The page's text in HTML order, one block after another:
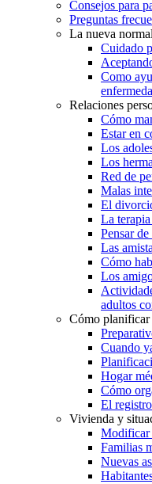
Consejos para
Preguntas
La nueva
Cuidado
Como
Relaciones
Cómo
Estar en
Los
Los
Red de
Malas
El
La
Pensar
Las
Cómo
Los
adultos
Cómo
Cuando
Hogar
Cómo
El
Vivienda y
Modificar
Familias
Nuevas